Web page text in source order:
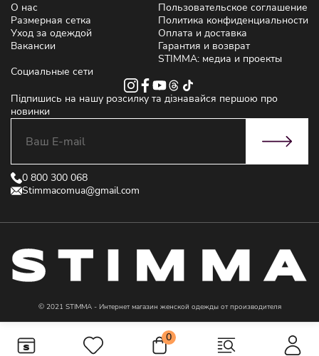
0
О нас
Размерная сетка
Уход за одеждой
Вакансии
Пользовательское соглашение
Политика конфиденциальности
Оплата и доставка
Гарантия и возврат
STIMMA: медиа и проекты
Социальные сети
Підпишись на нашу розсилку та дізнавайся першою про
новинки
0 800 300 068
Stimmacomua@gmail.com
© 2021 STIMMA - Интернет магазин женской одежды от производителя